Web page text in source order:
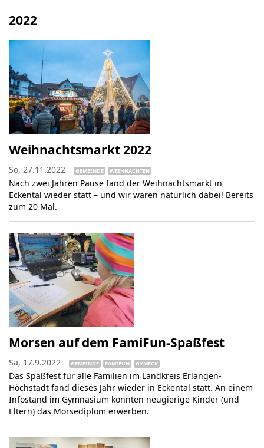
2022
Weihnachtsmarkt 2022
So, 27.11.2022 GEMEINDE WEIHNACHTEN
Nach zwei Jahren Pause fand der Weihnachtsmarkt in
Eckental wieder statt – und wir waren natürlich dabei! Bereits
zum 20 Mal.
Morsen auf dem FamiFun-Spaßfest
Sa, 17.9.2022 GEMEINDE FAMIFUN GYMECK
Das Spaßfest für alle Familien im Landkreis Erlangen-
Höchstadt fand dieses Jahr wieder in Eckental statt. An einem
Infostand im Gymnasium konnten neugierige Kinder (und
Eltern) das Morsediplom erwerben.